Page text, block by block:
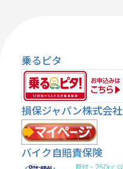
乗るピタ
損保ジャパン株式会社
バイク自賠責保険